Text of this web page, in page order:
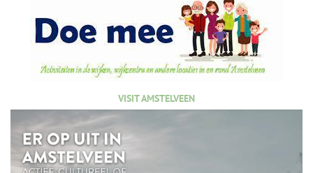
VISIT AMSTELVEEN